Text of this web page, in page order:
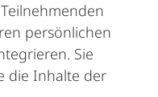
persönlichen
Sie
die Inhalte der